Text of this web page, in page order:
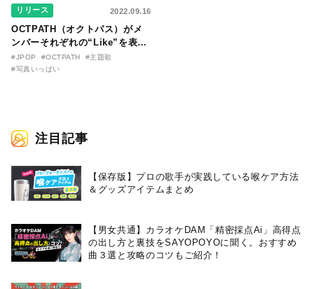
リリース 2022.09.16
OCTPATH（オクトパス）がメ
ンバーそれぞれの“Like”を表現
したアートワークを公開！
#JPOP #OCTPATH
#主題歌
#写真いっぱい
注目記事
【保存版】プロの歌手が実践している喉ケア⽅法
＆グッズアイテムまとめ
【男女共通】カラオケDAM「精密採点Ai」高得点
の出し方と裏技をSAYOPOYOに聞く。おすすめ
曲３選と攻略のコツもご紹介！